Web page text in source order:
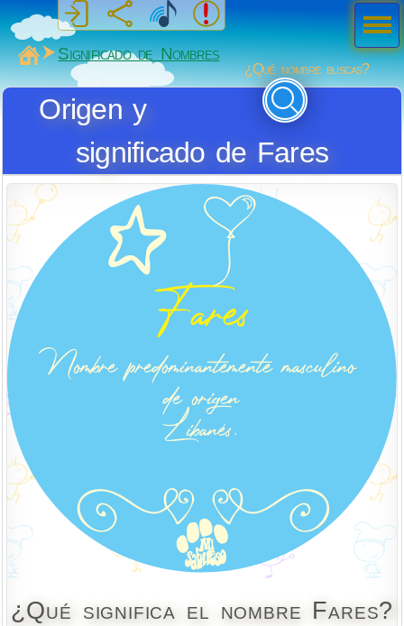
MiSabueso
Significado de Nombres
¿Qué nombre buscas?
Origen y
significado de Fares
¿Qué significa el nombre Fares?
Men
ú